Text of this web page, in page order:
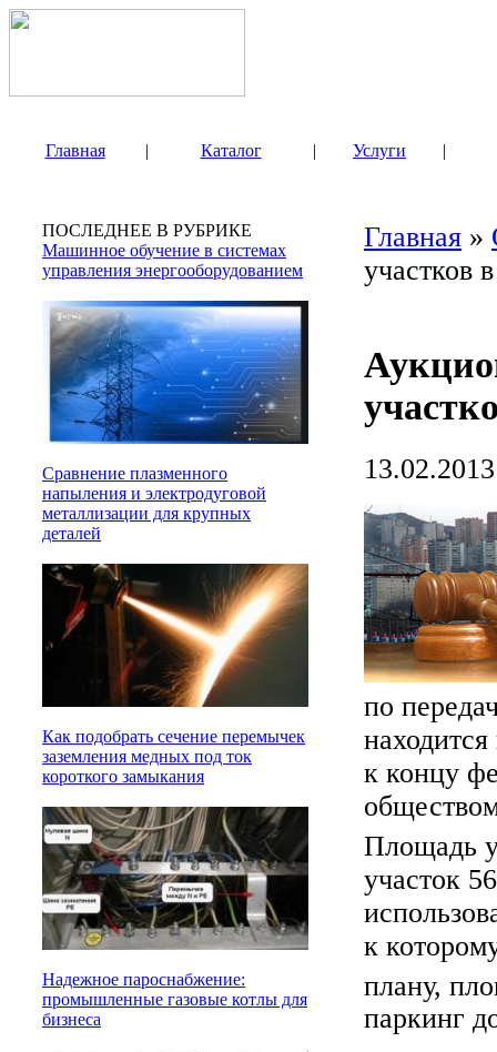
Главная | Каталог | Услуги |
ПОСЛЕДНЕЕ В РУБРИКЕ
Машинное обучение в системах
управления энергооборудованием
Сравнение плазменного
напыления и электродуговой
металлизации для крупных
деталей
Как подобрать сечение перемычек
заземления медных под ток
короткого замыкания
Надежное пароснабжение:
промышленные газовые котлы для
бизнеса
Главная »
участков
13.02.2013
по
к концу
Площадь
участок
к
плану,
паркинг